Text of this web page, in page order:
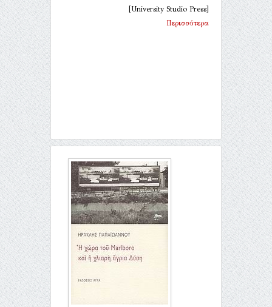
[University Studio Press]
Περισσότερα